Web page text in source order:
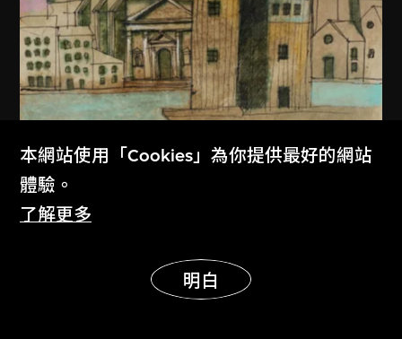
本網站使用「Cookies」為你提供最好的網站
體驗。
了解更多
明白
展示更多